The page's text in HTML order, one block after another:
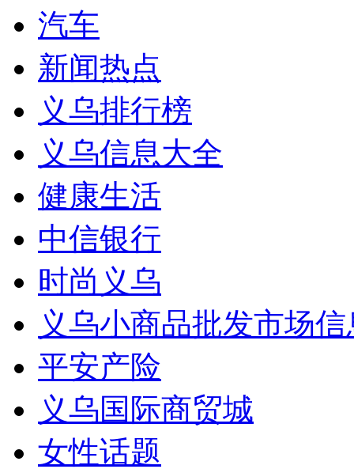
汽车
新闻热点
义乌排行榜
义乌信息大全
健康生活
中信银行
时尚义乌
义乌小商品批发市场
平安产险
义乌国际商贸城
女性话题